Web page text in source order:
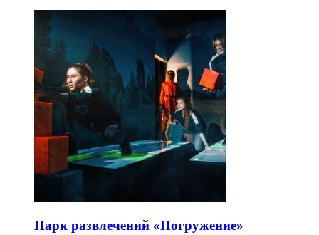
Парк развлечений «Погружение»